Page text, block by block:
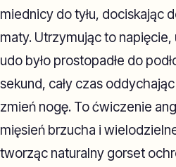
miednicy do tyłu, dociskając
maty. Utrzymując to
udo było prostopadłe do
sekund, cały czas
zmień nogę. To ćwiczenie
mięsień brzucha i
tworząc naturalny gorset